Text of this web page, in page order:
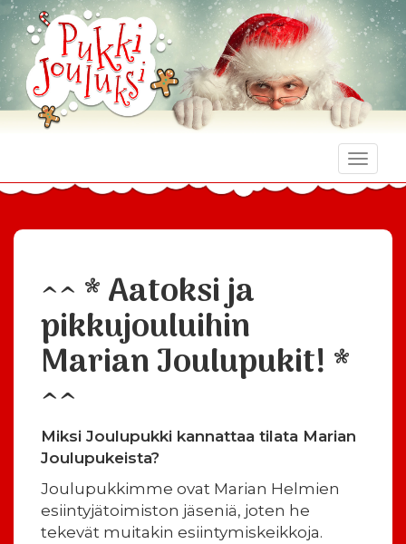
Toggle
^^ * Aatoksi ja
pikkujouluihin
Marian Joulupukit! *
^^
Miksi Joulupukki kannattaa tilata Marian
Joulupukeista?
Joulupukkimme ovat Marian Helmien
esiintyjätoimiston jäseniä, joten he
tekevät muitakin esiintymiskeikkoja.